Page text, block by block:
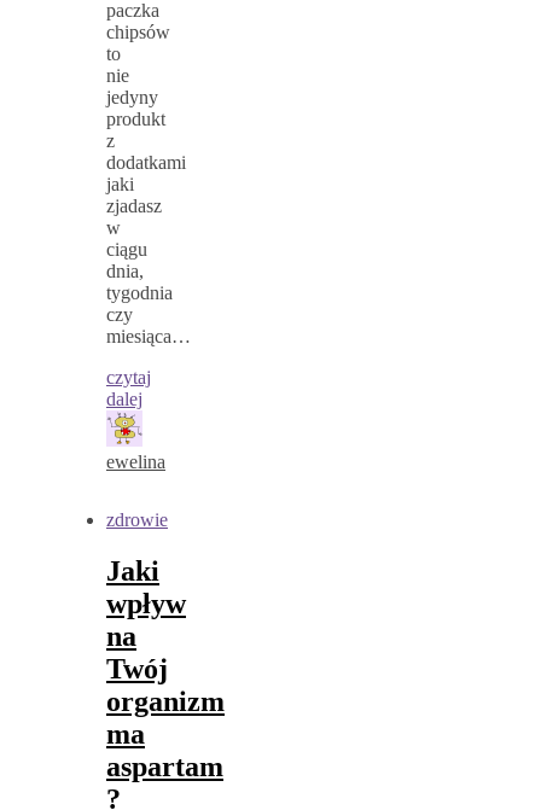
paczka
chipsów
to
nie
jedyny
produkt
z
dodatkami
jaki
zjadasz
w
ciągu
dnia,
tygodnia
czy
miesiąca…
czytaj
dalej
ewelina
zdrowie
Jaki
wpływ
na
Twój
organizm
ma
aspartam
?